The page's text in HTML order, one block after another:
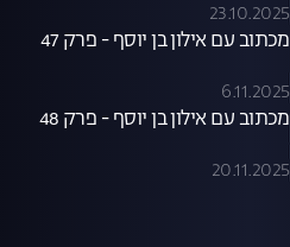
23.10.2025
מכתוב עם אילון בן יוסף - פרק 47
6.11.2025
מכתוב עם אילון בן יוסף - פרק 48
20.11.2025